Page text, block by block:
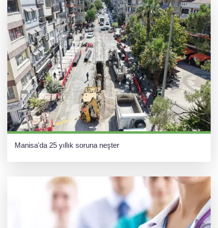
Manisa'da 25 yıllık soruna neşter